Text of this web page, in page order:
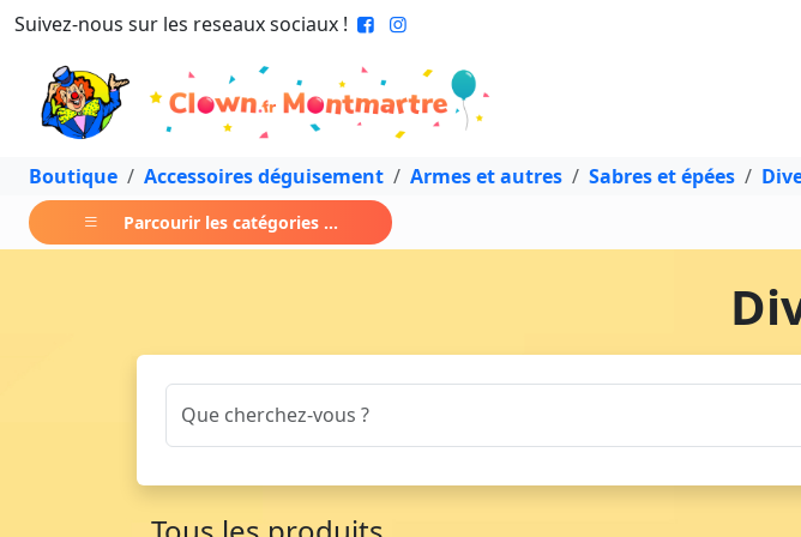
Suivez-nous sur les reseaux sociaux !
Boutique Accessoires déguisement Armes et autres Sabres et épées
Parcourir les catégories ...